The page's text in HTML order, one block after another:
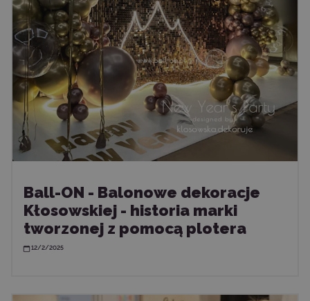
Ball-ON - Balonowe dekoracje
Kłosowskiej - historia marki
tworzonej z pomocą plotera
12/2/2025